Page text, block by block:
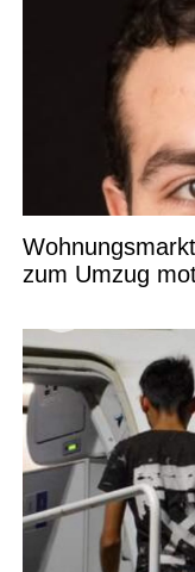
zum Umzug